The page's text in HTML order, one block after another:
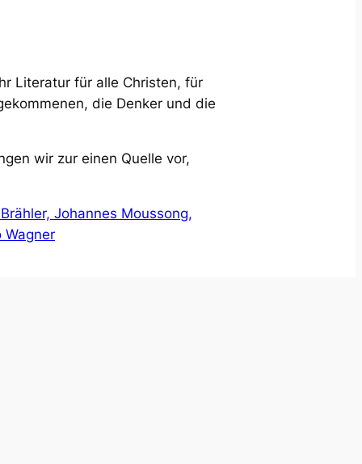
Literatur für alle Christen, für
die Denker und die
wir zur einen Quelle vor,
Johannes Moussong,
Wagner